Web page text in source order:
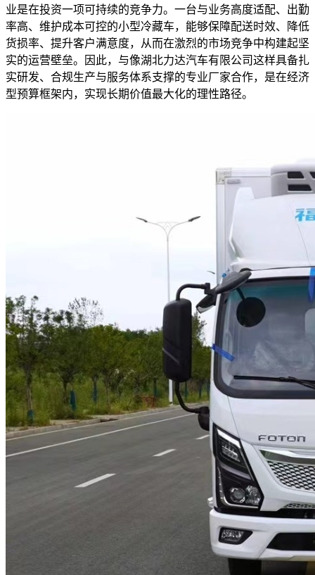
业是在投资一项可持续的竞争力。一台与业务高度适配、出勤
率高、维护成本可控的小型冷藏车，能够保障配送时效、降低
货损率、提升客户满意度，从而在激烈的市场竞争中构建起坚
实的运营壁垒。因此，与像湖北力达汽车有限公司这样具备扎
实研发、合规生产与服务体系支撑的专业厂家合作，是在经济
型预算框架内，实现长期价值最大化的理性路径。